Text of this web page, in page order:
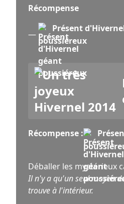
Récompense
—
Présent
poussiéreux
Récompense :
Déballer les mystérieux
Il n'y a qu'un seul moyen
trouve à l'intérieur.